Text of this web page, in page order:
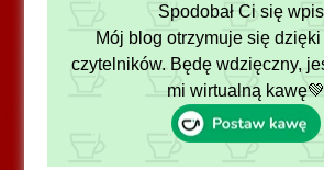
Spodobał Ci się
Mój blog otrzymuje się
czytelników. Będę wdzięczny,
mi wirtualną kawę💚